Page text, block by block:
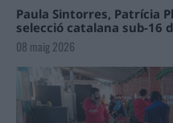
Paula Sintorres, Patrícia
selecció catalana sub-16
08 maig 2026